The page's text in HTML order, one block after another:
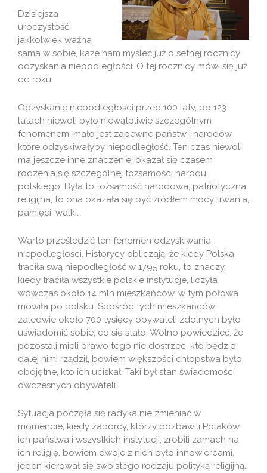
Dzisiejsza
uroczystość,
jakkolwiek ważna
sama w sobie, każe nam myśleć już o setnej rocznicy
odzyskania niepodległości. O tej rocznicy mówi się już
od roku.
Odzyskanie niepodległości przed 100 laty, po 123
latach niewoli było niewątpliwie szczególnym
fenomenem, mało jest zapewne państw i narodów,
które odzyskiwałyby niepodległość. Ten czas niewoli
ma jeszcze inne znaczenie, okazał się czasem
rodzenia się szczególnej tożsamości narodu
polskiego. Była to tożsamość narodowa, patriotyczna,
religijna, to ona okazała się być źródłem mocy trwania,
pamięci, walki.
Warto prześledzić ten fenomen odzyskiwania
niepodległości. Historycy obliczają, że kiedy Polska
traciła swą niepodległość w 1795 roku, to znaczy,
kiedy traciła wszystkie polskie instytucje, liczyła
wówczas około 14 mln mieszkańców, w tym połowa
mówiła po polsku. Spośród tych mieszkańców
zaledwie około 700 tysięcy obywateli zdolnych było
uświadomić sobie, co się stało. Wolno powiedzieć, że
pozostali mieli prawo tego nie dostrzec, kto będzie
dalej nimi rządził, bowiem większości chłopstwa było
obojętne, kto ich uciskał. Taki był stan świadomości
ówczesnych obywateli.
Sytuacja poczęła się radykalnie zmieniać w
momencie, kiedy zaborcy, którzy pozbawili Polaków
ich państwa i wszystkich instytucji, zrobili zamach na
ich religię, bowiem dwoje z nich było innowiercami,
jeden kierował się swoistego rodzaju polityką religijną.